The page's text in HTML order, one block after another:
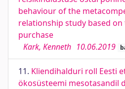
behaviour of the
relationship study based
purchase
Kark, Kenneth 10.06.2019
11. Kliendihalduri roll Eesti
ökosüsteemi mesotasandil